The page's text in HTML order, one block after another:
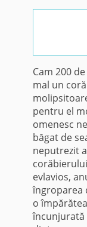
Cam 200
mal un
pentru el
omenesc
băgat de
neputrezit
evlavios,
îngroparea
o
încunjurată